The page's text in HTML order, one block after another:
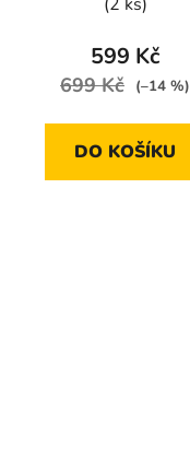
599 Kč
699 Kč (–14 %)
DO KOŠÍKU